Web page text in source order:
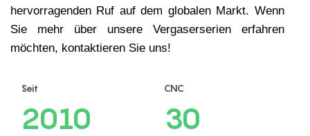
hervorragenden Ruf auf dem globalen Markt. Wenn
Sie mehr über unsere Vergaserserien erfahren
möchten, kontaktieren Sie uns!
Seit
2010
CNC
30